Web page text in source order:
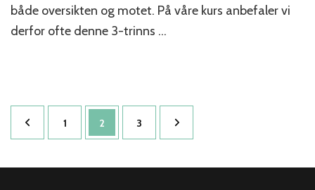
både oversikten og motet. På våre kurs anbefaler vi
derfor ofte denne 3-trinns …
Sidepaginering
Side
1 Side
2 Side
3